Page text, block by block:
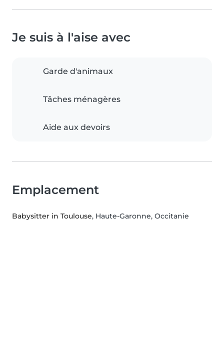
Je suis à l'aise avec
Garde d'animaux
Tâches ménagères
Aide aux devoirs
Emplacement
Babysitter in Toulouse, Haute-Garonne, Occitanie